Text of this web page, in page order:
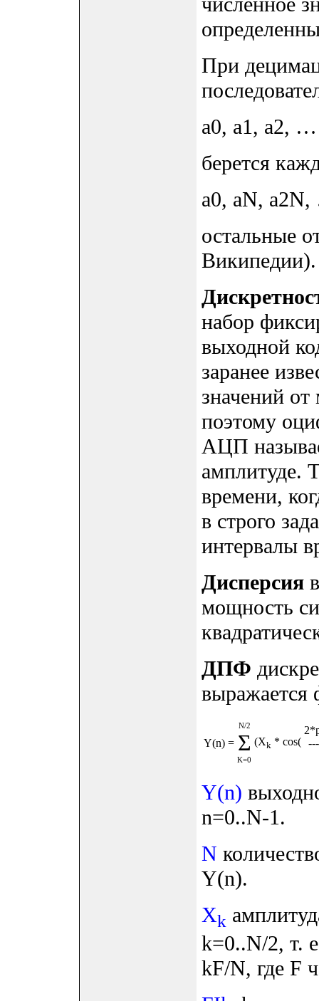
При
a0, a1, a2, …
берется
a0, aN,
остальные
Википедии).
набор
выходной
заранее
значений
поэтому
АЦП
амплитуде.
времени,
в строго
интервалы
Дисперсия
мощность
ДПФ
выражается
N/2
Σ
K=0
Y(n) = (Xk * cos(
Y(n)
n=0..N-1.
N
Y(n).
Xk
k=0..N/2, т.
kF/N, где F